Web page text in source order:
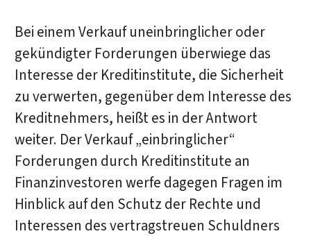
Bei einem Verkauf uneinbringlicher oder
gekündigter Forderungen überwiege das
Interesse der Kreditinstitute, die Sicherheit
zu verwerten, gegenüber dem Interesse des
Kreditnehmers, heißt es in der Antwort
weiter. Der Verkauf „einbringlicher“
Forderungen durch Kreditinstitute an
Finanzinvestoren werfe dagegen Fragen im
Hinblick auf den Schutz der Rechte und
Interessen des vertragstreuen Schuldners